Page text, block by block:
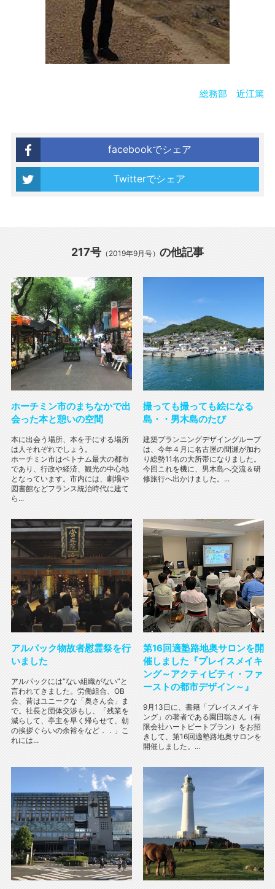
総務部 近江篤
facebookでシェア
Twitterでシェア
217号 （2019年9月号） の他記事
ホーチミン市のまちなかで出
会った本と憩いの空間
本に出会う場所、本を手にする場所
は人それぞれでしょう。
ホーチミン市はベトナム最大の都市
であり、行政や経済、観光の中心地
となっています。市内には、劇場や
図書館などフランス統治時代に建て
ら...
撮っても撮っても絵になる
島・・男木島のたび
建築プランニングデザイングループ
は、今年４月に名古屋の間瀬が加わ
り総勢11名の大所帯になりました。
今回これを機に、男木島へ交流＆研
修旅行へ出かけました。...
アルパック物故者慰霊祭を行
いました
アルパックには“ない組織がない”と
言われてきました。労働組合、OB
会、昔はユニークな「奥さん会」ま
で。社長と団体交渉もし、「残業を
減らして、亭主を早く帰らせて、朝
の挨拶ぐらいの余裕をなど．．」こ
れには...
第16回適塾路地奥サロンを開
催しました『プレイスメイキ
ング～アクティビティ・ファ
ーストの都市デザイン～』
9月13日に、書籍「プレイスメイキ
ング」の著者である園田聡さん（有
限会社ハートビートプラン）をお招
きして、第16回適塾路地奥サロンを
開催しました。...